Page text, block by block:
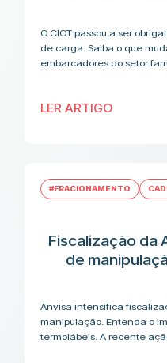
O CIOT passou a ser
de carga. Saiba o que
embarcadores do setor
LER ARTIGO
#FRACIONAMENTO
Fiscalização da
de
Anvisa intensifica
manipulação. Entenda o
termolábeis. A recente